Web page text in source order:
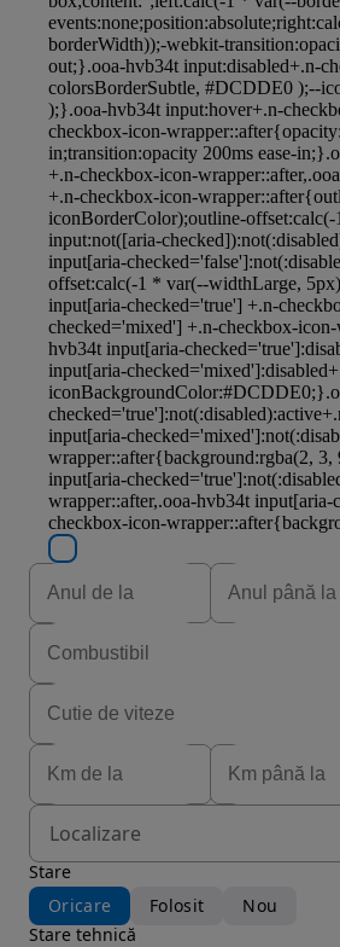
Localizare
Stare
Oricare
Folosit
Nou
Stare tehnică